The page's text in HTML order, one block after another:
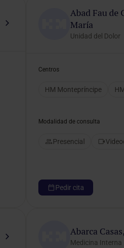
Abad Fau de
María
Unidad del Dolor
Centros
HM Montepríncipe
Modalidad de consulta
Presencial
Pedir cita
Abarca
Medicina Interna